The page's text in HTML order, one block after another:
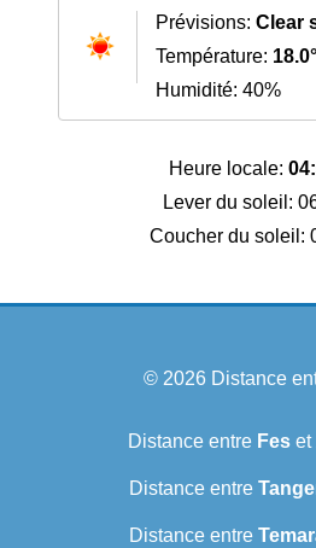
Prévisions: Clear
Température: 18.0°
Humidité: 40%
Heure locale:
Lever du soleil:
Coucher du soleil:
© 2026 Distance
Distance entre Feset
Distance entre
Distance entre